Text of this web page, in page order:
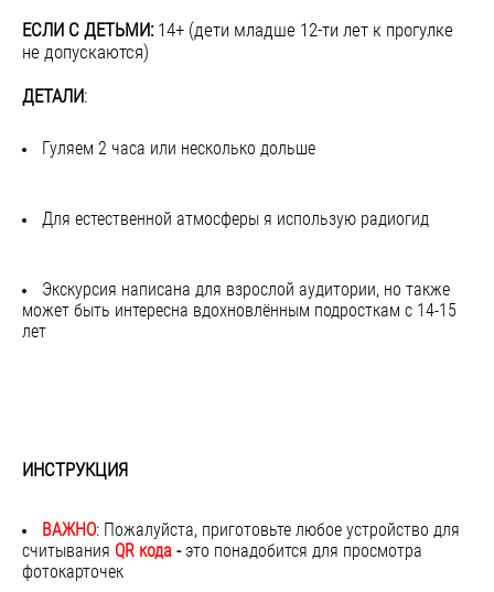
ЕСЛИ С ДЕТЬМИ: 14+ (дети младше 12-ти лет к прогулке
не допускаются)
ДЕТАЛИ:
Гуляем 2 часа или несколько дольше
Для естественной атмосферы я использую радиогид
​Экскурсия написана для взрослой аудитории, но также
может быть интересна вдохновлённым подросткам с 14-15
лет
ИНСТРУКЦИЯ
ВАЖНО: Пожалуйста, приготовьте любое устройство для
считывания QR кода-это понадобится для просмотра
фотокарточек